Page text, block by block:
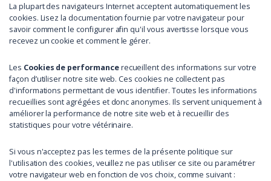
La plupart des navigateurs Internet acceptent automatiquement les
cookies. Lisez la documentation fournie par votre navigateur pour
savoir comment le configurer afin qu'il vous avertisse lorsque vous
recevez un cookie et comment le gérer.
Les Cookies de performancerecueillent des informations sur votre
façon d’utiliser notre site web. Ces cookies ne collectent pas
d'informations permettant de vous identifier. Toutes les informations
recueillies sont agrégées et donc anonymes. Ils servent uniquement à
améliorer la performance de notre site web et à recueillir des
statistiques pour votre vétérinaire.
Si vous n'acceptez pas les termes de la présente politique sur
l'utilisation des cookies, veuillez ne pas utiliser ce site ou paramétrer
votre navigateur web en fonction de vos choix, comme suivant :